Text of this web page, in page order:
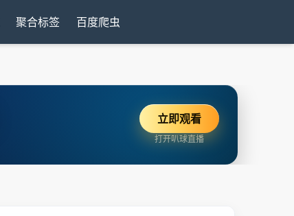
聚合标签 百度爬虫
立即观看
打开叭球直播